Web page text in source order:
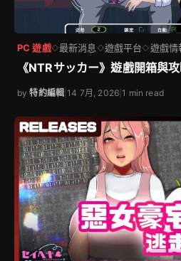
PC 遊戲◇最新消息 ◇遊戲平台◇遊戲情
《NTRサッカー》遊戲開箱與
by特約編輯 |14 7月, 2026 |1 min read